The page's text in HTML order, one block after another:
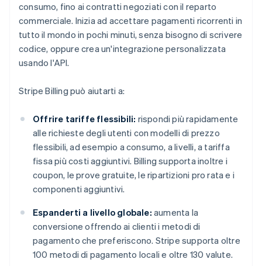
consumo, fino ai contratti negoziati con il reparto
commerciale. Inizia ad accettare pagamenti ricorrenti in
tutto il mondo in pochi minuti, senza bisogno di scrivere
codice, oppure crea un'integrazione personalizzata
usando l'API.
Stripe Billing può aiutarti a:
Offrire tariffe flessibili: rispondi più rapidamente
alle richieste degli utenti con modelli di prezzo
flessibili, ad esempio a consumo, a livelli, a tariffa
fissa più costi aggiuntivi. Billing supporta inoltre i
coupon, le prove gratuite, le ripartizioni pro rata e i
componenti aggiuntivi.
Espanderti a livello globale: aumenta la
conversione offrendo ai clienti i metodi di
pagamento che preferiscono. Stripe supporta oltre
100 metodi di pagamento locali e oltre 130 valute.